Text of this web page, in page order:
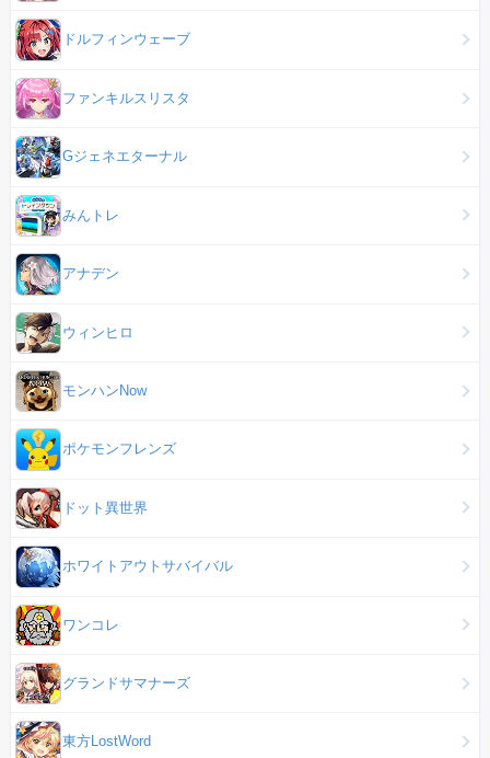
ドルフィンウェーブ
ファンキルスリスタ
Gジェネエターナル
みんトレ
アナデン
ウィンヒロ
モンハンNow
ポケモンフレンズ
ドット異世界
ホワイトアウトサバイバル
ワンコレ
グランドサマナーズ
東方LostWord